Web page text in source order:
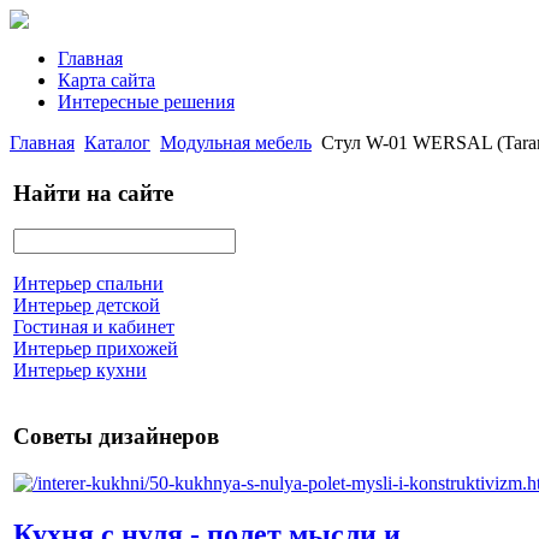
Главная
Карта сайта
Интересные решения
Главная Каталог Модульная мебель Стул W-01 WERSAL
Найти на сайте
Интерьер спальни
Интерьер детской
Гостиная и кабинет
Интерьер прихожей
Интерьер кухни
Советы дизайнеров